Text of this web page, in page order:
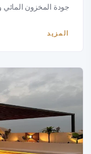
جودة المخزون
المزيد